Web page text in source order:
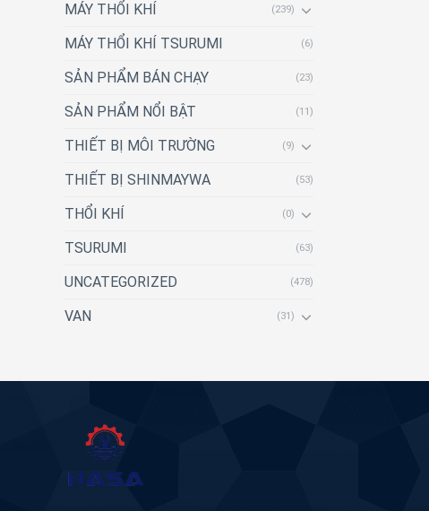
MÁY THỔI KHÍ (239)
MÁY THỔI KHÍ TSURUMI (6)
SẢN PHẨM BÁN CHẠY (23)
SẢN PHẨM NỔI BẬT (11)
THIẾT BỊ MÔI TRƯỜNG (9)
THIẾT BỊ SHINMAYWA (53)
THỔI KHÍ (0)
TSURUMI (63)
UNCATEGORIZED (478)
VAN (31)